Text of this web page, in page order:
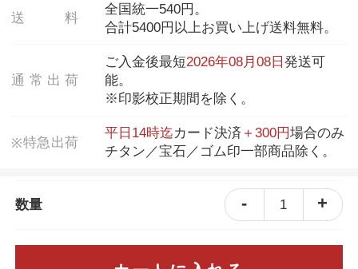
送 料
全国統一540円。
合計5400円以上お買い上げ送料無料。
通 常 出 荷
ご入金後最短2026年08月08日発送可
能。
※印影校正期間を除く。
※特急出荷
平日14時迄カード決済 ＋300円場合のみ
チタン／宝石／ゴム印一部商品除く。
数量 - 1 +